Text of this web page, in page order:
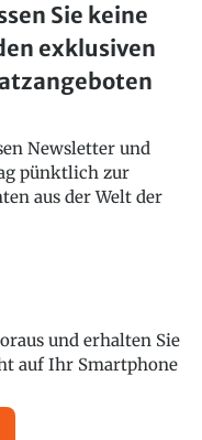
Sie keine
exklusiven
Newsletter und
pünktlich zur
aus der Welt der
und erhalten Sie
auf Ihr Smartphone